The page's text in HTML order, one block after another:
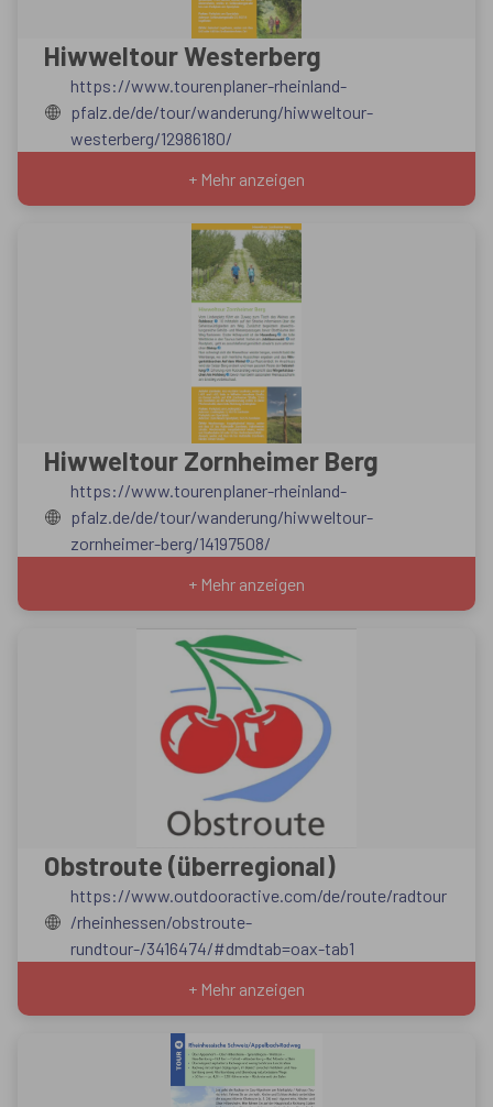
Hiwweltour Westerberg
https://www.tourenplaner-rheinland-
pfalz.de/de/tour/wanderung/hiwweltour-
westerberg/12986180/
+ Mehr anzeigen
Hiwweltour Zornheimer Berg
https://www.tourenplaner-rheinland-
pfalz.de/de/tour/wanderung/hiwweltour-
zornheimer-berg/14197508/
+ Mehr anzeigen
Obstroute (überregional)
https://www.outdooractive.com/de/route/radtour
/rheinhessen/obstroute-
rundtour-/3416474/#dmdtab=oax-tab1
+ Mehr anzeigen